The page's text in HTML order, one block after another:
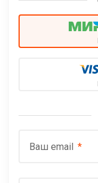
Ваш email